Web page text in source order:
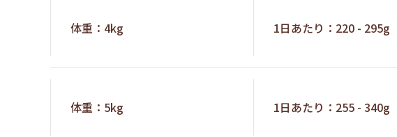
体重：4kg 1日あたり：220 - 295g
体重：5kg 1日あたり：255 - 340g